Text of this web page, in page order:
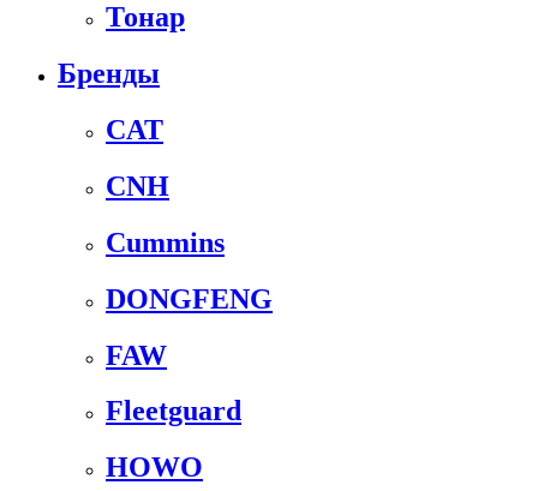
Тонар
Бренды
CAT
CNH
Cummins
DONGFENG
FAW
Fleetguard
HOWO